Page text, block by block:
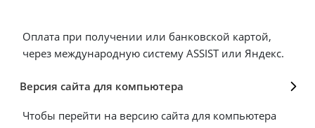
Оплата при получении или банковской картой,
через международную систему ASSIST или Яндекс.
Версия сайта для компьютера
Чтобы перейти на версию сайта для компьютера